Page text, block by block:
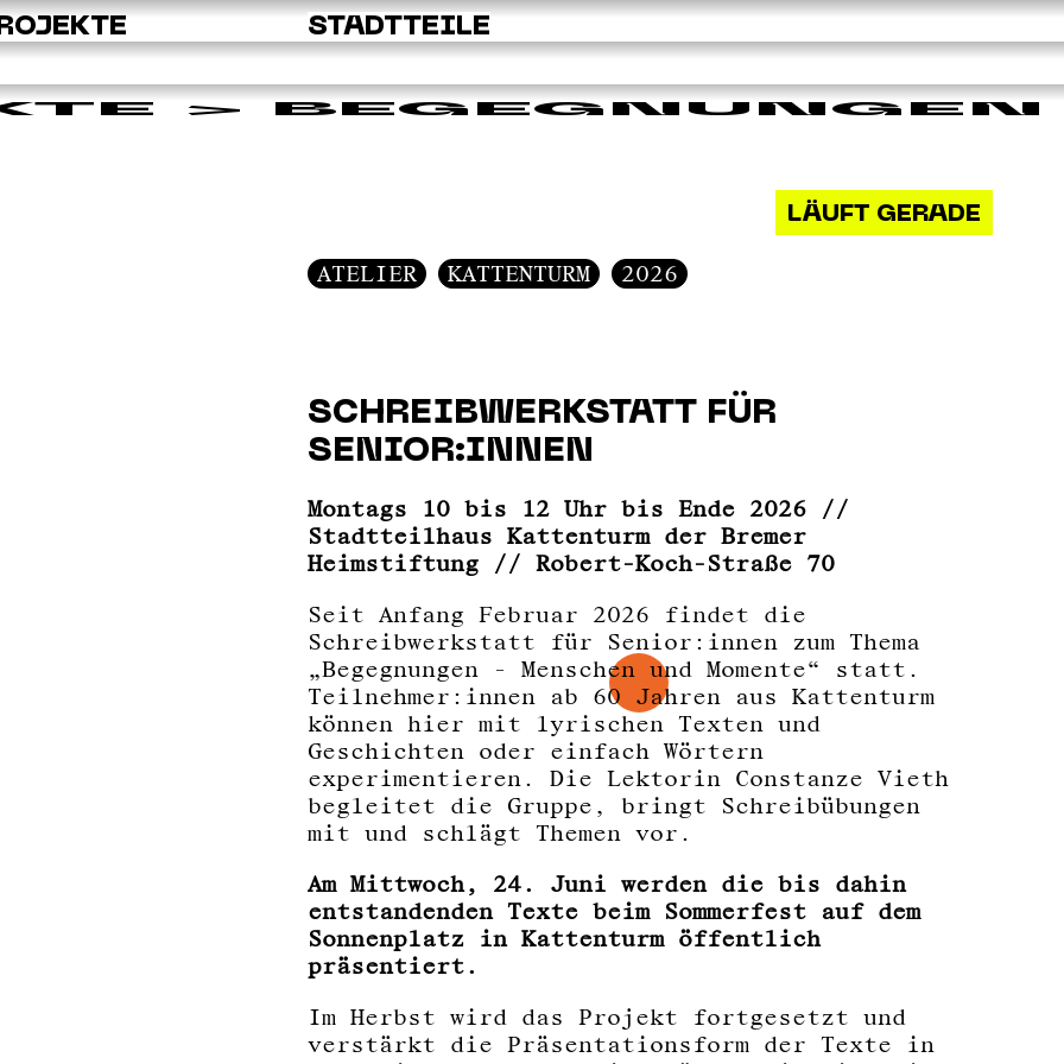
STADTTEILE
> BEGEGNUNGEN
LÄUFT GERADE
ATELIER KATTENTURM 2026
SCHREIBWERKSTATT FÜR
SENIOR:INNEN
Montags 10 bis 12 Uhr bis Ende 2026 //
Stadtteilhaus Kattenturm der Bremer
Heimstiftung // Robert-Koch-Straße 70
Seit Anfang Februar 2026 findet die
Schreibwerkstatt für Senior:innen zum Thema
„Begegnungen - Menschen und Momente“ statt.
Teilnehmer:innen ab 60 Jahren aus Kattenturm
können hier mit lyrischen Texten und
Geschichten oder einfach Wörtern
experimentieren. Die Lektorin Constanze Vieth
begleitet die Gruppe, bringt Schreibübungen
mit und schlägt Themen vor.
Am Mittwoch, 24. Juni werden die bis dahin
entstandenden Texte beim Sommerfest auf dem
Sonnenplatz in Kattenturm öffentlich
präsentiert.
Im Herbst wird das Projekt fortgesetzt und
verstärkt die Präsentationsform der Texte in